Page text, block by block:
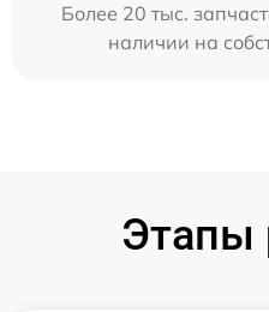
Более 20 тыс.
наличии на
Этапы